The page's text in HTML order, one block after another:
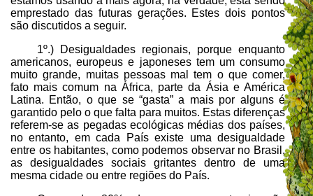
emprestado das futuras gerações. Estes dois pontos
são discutidos a seguir.
1º.) Desigualdades regionais, porque enquanto
americanos, europeus e japoneses tem um consumo
muito grande, muitas pessoas mal tem o que comer,
fato mais comum na África, parte da Ásia e América
Latina. Então, o que se “gasta” a mais por alguns é
garantido pelo o que falta para muitos. Estas diferenças
referem-se as pegadas ecológicas médias dos países,
no entanto, em cada País existe uma desigualdade
entre os habitantes, como podemos observar no Brasil,
as desigualdades sociais gritantes dentro de uma
mesma cidade ou entre regiões do País.